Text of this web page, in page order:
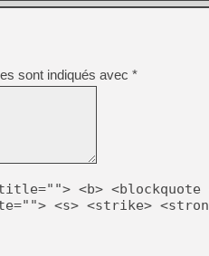
[LS] [Switch] NSZ 5.0.0
[GK] Bethesda fête les 30
sont indiqués avec *
<b> <blockquote
<s> <strike>